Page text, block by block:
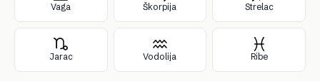
Vaga Škorpija Strelac
Jarac Vodolija Ribe